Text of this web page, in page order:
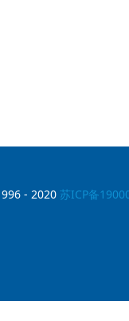
- 2020 苏ICP备